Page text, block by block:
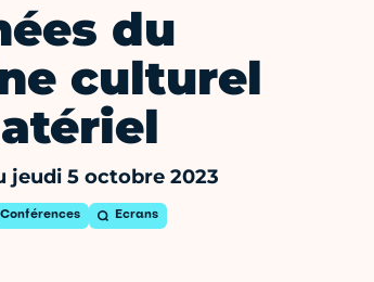
du
culturel
jeudi 5 octobre 2023
Conférences Ecrans